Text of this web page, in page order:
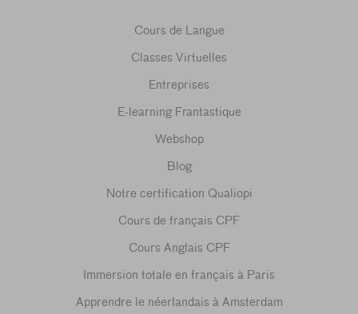
Cours de Langue
Classes Virtuelles
Entreprises
E-learning Frantastique
Webshop
Blog
Notre certification Qualiopi
Cours de français CPF
Cours Anglais CPF
Immersion totale en français à Paris
Apprendre le néerlandais à Amsterdam